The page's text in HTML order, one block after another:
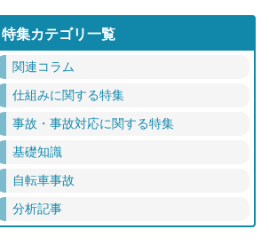
特集カテゴリ一覧
関連コラム
仕組みに関する特集
事故・事故対応に関する特集
基礎知識
自転車事故
分析記事